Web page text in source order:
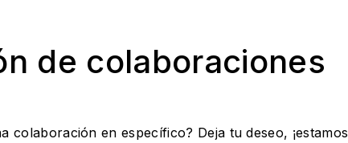
de colaboraciones
colaboración en específico? Deja tu deseo, ¡estamos